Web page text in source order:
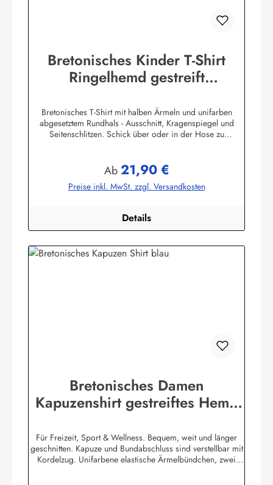
Bretonisches Kinder T-Shirt
Ringelhemd gestreift
Bretonisches T-Shirt mit halben Ärmeln und unifarben
abgesetztem Rundhals - Ausschnitt, Kragenspiegel und
Seitenschlitzen. Schick über oder in der Hose zu
Farbtabelle:Herstellerinformationen:AS Bekleidungswerk
GmbHHeglitzer Str. 1226409 Wittmundinfo@modas-
bekleidung.de
Regulärer Preis:
Ab21,90 €
Preise inkl. MwSt. zzgl. Versandkosten
Details
Bretonisches Damen
Kapuzenshirt gestreiftes Hemd
Für Freizeit, Sport & Wellness. Bequem, weit und länger
geschnitten. Kapuze und Bundabschluss sind verstellbar mit
Kordelzug. Unifarbene elastische Ärmelbündchen, zwei